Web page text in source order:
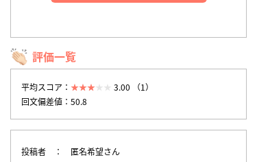
評価一覧
平均スコア：
3.00 （1）
回文偏差値：50.8
投稿者 匿名希望さん